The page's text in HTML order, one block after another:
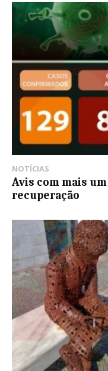
NOTÍCIAS
Avis com mais
recuperação